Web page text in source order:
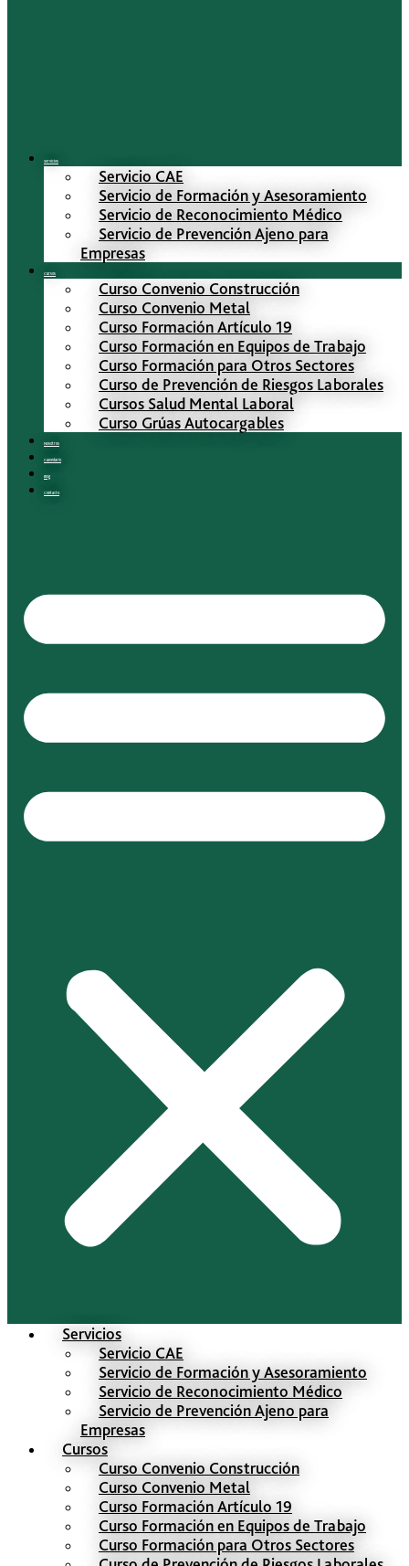
Servicios
Servicio CAE
Servicio de Formación y Asesoramiento
Servicio de Reconocimiento Médico
Servicio de Prevención Ajeno para
Empresas
Cursos
Curso Convenio Construcción
Curso Convenio Metal
Curso Formación Artículo 19
Curso Formación en Equipos de Trabajo
Curso Formación para Otros Sectores
Curso de Prevención de Riesgos Laborales
Cursos Salud Mental Laboral
Curso Grúas Autocargables
Nosotros
Calendario
Blog
Contacto
Servicios
Servicio CAE
Servicio de Formación y Asesoramiento
Servicio de Reconocimiento Médico
Servicio de Prevención Ajeno para
Empresas
Cursos
Curso Convenio Construcción
Curso Convenio Metal
Curso Formación Artículo 19
Curso Formación en Equipos de Trabajo
Curso Formación para Otros Sectores